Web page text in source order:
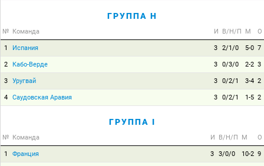
ГРУППА H
№ Команда И В/Н/П М О
1 Испания 3 2/1/0 5-0 7
2 Кабо-Верде 3 0/3/0 2-2 3
3 Уругвай 3 0/2/1 3-4 2
4 Саудовская Аравия 3 0/2/1 1-5 2
ГРУППА I
№ Команда И В/Н/П М О
1 Франция 3 3/0/0 10-2 9